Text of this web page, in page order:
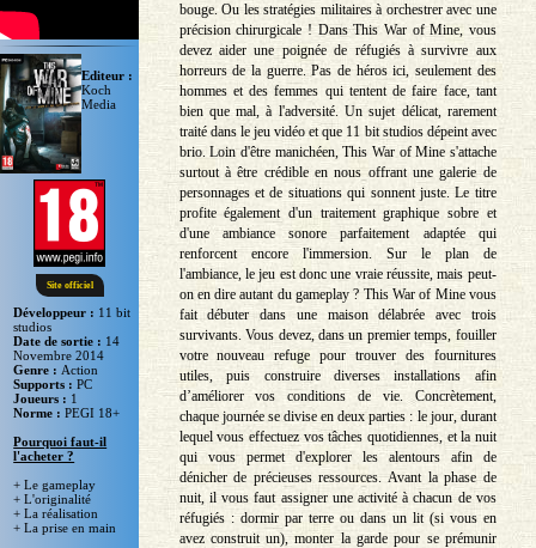
Site officiel
Editeur :
Koch
Media
Développeur : 11 bit
studios
Date de sortie : 14
Novembre 2014
Genre : Action
Supports :PC
Joueurs : 1
Norme :PEGI 18+
Pourquoi faut-il
l'acheter ?
+ Le gameplay
+ L'originalité
+ La réalisation
+ La prise en main
bouge. Ou les stratégies militaires à orchestrer avec une
précision chirurgicale ! Dans This War of Mine, vous
devez aider une poignée de réfugiés à survivre aux
horreurs de la guerre. Pas de héros ici, seulement des
hommes et des femmes qui tentent de faire face, tant
bien que mal, à l'adversité. Un sujet délicat, rarement
traité dans le jeu vidéo et que 11 bit studios dépeint avec
brio. Loin d'être manichéen, This War of Mine s'attache
surtout à être crédible en nous offrant une galerie de
personnages et de situations qui sonnent juste. Le titre
profite également d'un traitement graphique sobre et
d'une ambiance sonore parfaitement adaptée qui
renforcent encore l'immersion. Sur le plan de
l'ambiance, le jeu est donc une vraie réussite, mais peut-
on en dire autant du gameplay ? This War of Mine vous
fait débuter dans une maison délabrée avec trois
survivants. Vous devez, dans un premier temps, fouiller
votre nouveau refuge pour trouver des fournitures
utiles, puis construire diverses installations afin
d’améliorer vos conditions de vie. Concrètement,
chaque journée se divise en deux parties : le jour, durant
lequel vous effectuez vos tâches quotidiennes, et la nuit
qui vous permet d'explorer les alentours afin de
dénicher de précieuses ressources. Avant la phase de
nuit, il vous faut assigner une activité à chacun de vos
réfugiés : dormir par terre ou dans un lit (si vous en
avez construit un), monter la garde pour se prémunir